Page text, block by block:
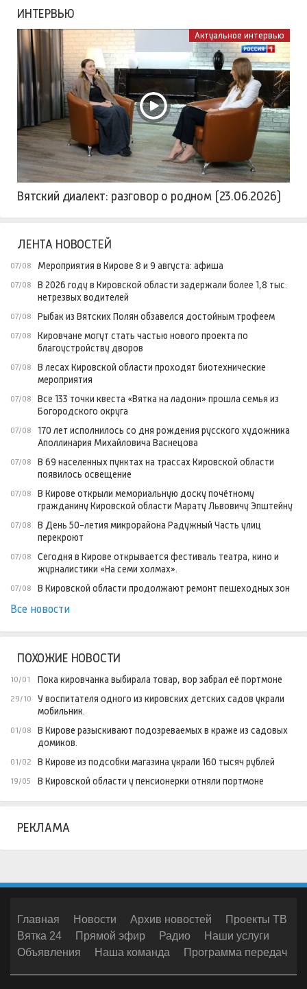
ИНТЕРВЬЮ
Актуальное интервью
Вятский диалект: разговор о родном (23.06.2026)
ЛЕНТА НОВОСТЕЙ
07/08 Мероприятия в Кирове 8 и 9 августа: афиша
07/08
В 2026 году в Кировской области задержали более 1,8 тыс.
нетрезвых водителей
07/08 Рыбак из Вятских Полян обзавелся достойным трофеем
07/08
Кировчане могут стать частью нового проекта по
благоустройству дворов
07/08
В лесах Кировской области проходят биотехнические
мероприятия
07/08
Все 133 точки квеста «Вятка на ладони» прошла семья из
Богородского округа
07/08
170 лет исполнилось со дня рождения русского художника
Аполлинария Михайловича Васнецова
07/08
В 69 населенных пунктах на трассах Кировской области
появилось освещение
07/08
В Кирове открыли мемориальную доску почётному
гражданину Кировской области Марату Львовичу Эпштейну
07/08
В День 50-летия микрорайона Радужный Часть улиц
перекроют
07/08
Сегодня в Кирове открывается фестиваль театра, кино и
журналистики «На семи холмах».
07/08 В Кировской области продолжают ремонт пешеходных зон
Все новости
ПОХОЖИЕ НОВОСТИ
10/01 Пока кировчанка выбирала товар, вор забрал её портмоне
29/10
У воспитателя одного из кировских детских садов украли
мобильник.
01/08
В Кирове разыскивают подозреваемых в краже из садовых
домиков.
01/02 В Кирове из подсобки магазина украли 160 тысяч рублей
19/05 В Кировской области у пенсионерки отняли портмоне
РЕКЛАМА
Главная Новости Архив новостей
Проекты ТВ
Вятка 24
Прямой эфир Радио
Наши услуги
Объявления
Наша команда Программа передач